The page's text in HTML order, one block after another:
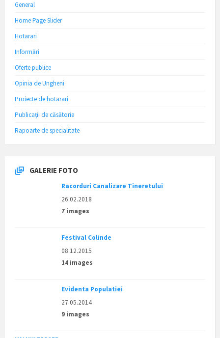
General
Home Page Slider
Hotarari
Informări
Oferte publice
Opinia de Ungheni
Proiecte de hotarari
Publicații de căsătorie
Rapoarte de specialitate
GALERIE FOTO
Racorduri Canalizare Tineretului
26.02.2018
7 images
Festival Colinde
08.12.2015
14 images
Evidenta Populatiei
27.05.2014
9 images